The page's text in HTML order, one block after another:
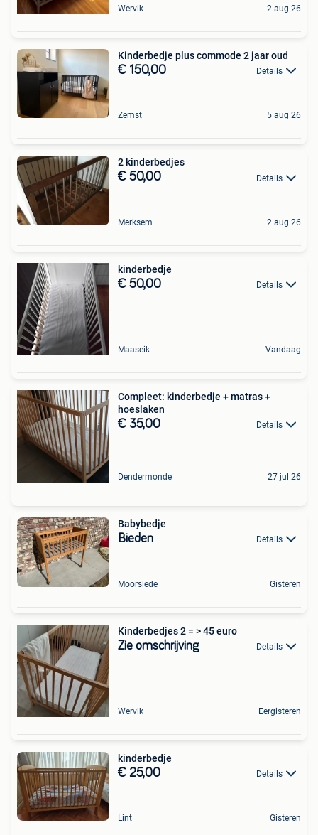
Wervik 2 aug 26
Kinderbedje plus commode 2 jaar oud
€ 150,00 Details
Zemst 5 aug 26
2 kinderbedjes
€ 50,00 Details
Merksem 2 aug 26
kinderbedje
€ 50,00 Details
Maaseik Vandaag
Compleet: kinderbedje + matras +
hoeslaken
€ 35,00 Details
Dendermonde 27 jul 26
Babybedje
Bieden Details
Moorslede Gisteren
Kinderbedjes 2 = > 45 euro
Zie omschrijving Details
Wervik Eergisteren
kinderbedje
€ 25,00 Details
Lint Gisteren